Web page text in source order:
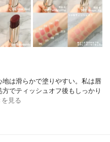
は滑らかで塗りやすい。 私は唇
でティッシュオフ後もしっかり
見る